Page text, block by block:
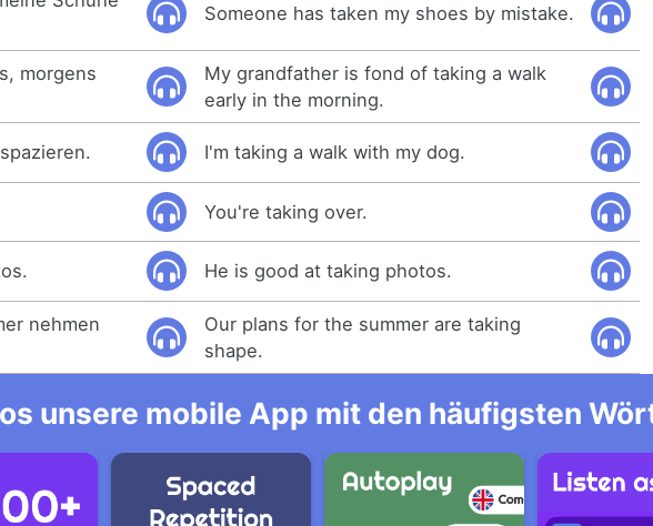
Someone has taken my shoes by mistake.
morgens
My grandfather is fond of taking a walk
early in the morning.
I'm taking a walk with my dog.
You're taking over.
He is good at taking photos.
nehmen
Our plans for the summer are taking
shape.
unsere mobile App mit den häufigsten